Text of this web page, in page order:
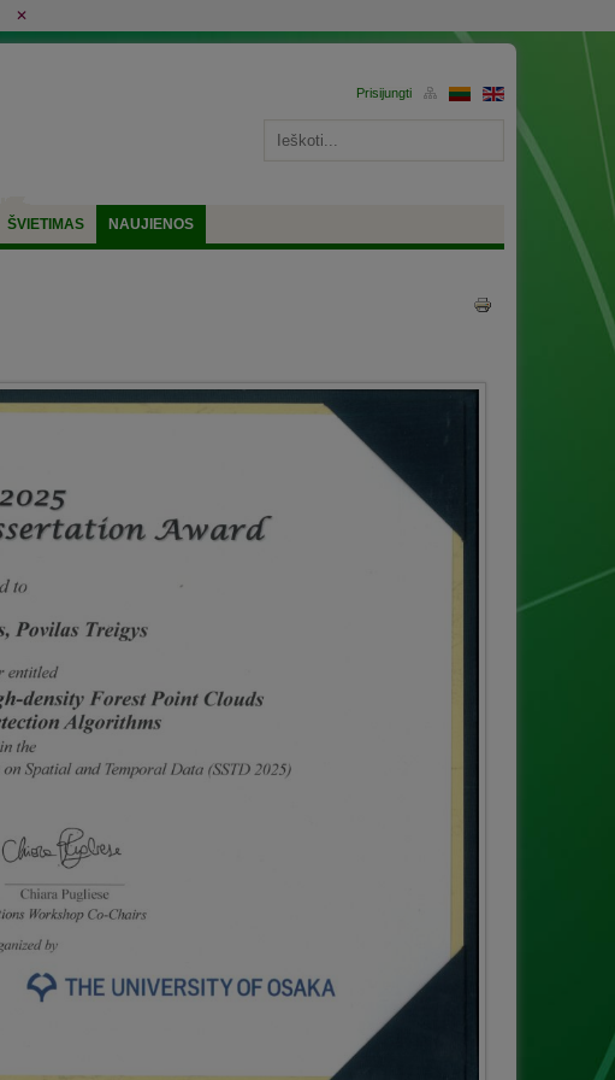
✕
ŠVIETIMAS NAUJIENOS